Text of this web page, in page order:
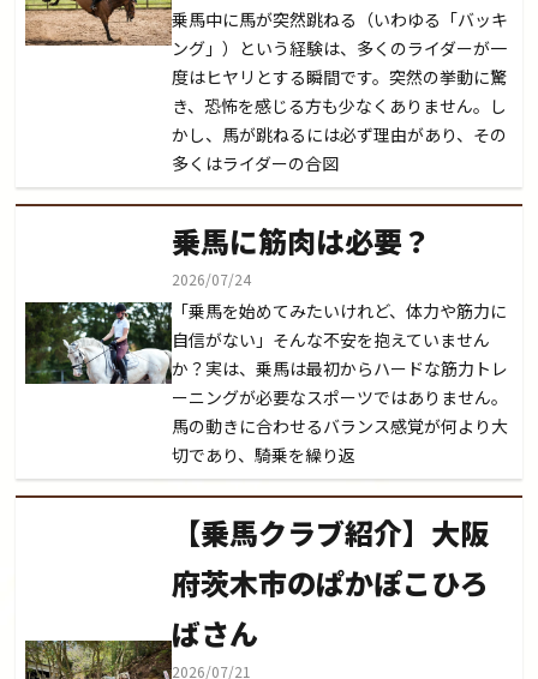
乗馬中に馬が突然跳ねる（いわゆる「バッキ
ング」）という経験は、多くのライダーが一
度はヒヤリとする瞬間です。突然の挙動に驚
き、恐怖を感じる方も少なくありません。し
かし、馬が跳ねるには必ず理由があり、その
多くはライダーの合図
乗馬に筋肉は必要？
2026/07/24
「乗馬を始めてみたいけれど、体力や筋力に
自信がない」そんな不安を抱えていません
か？実は、乗馬は最初からハードな筋力トレ
ーニングが必要なスポーツではありません。
馬の動きに合わせるバランス感覚が何より大
切であり、騎乗を繰り返
【乗馬クラブ紹介】大阪
府茨木市のぱかぽこひろ
ばさん
2026/07/21